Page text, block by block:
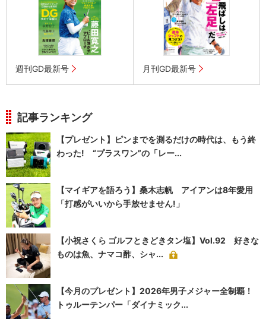
週刊GD最新号 月刊GD最新号
記事ランキング
【プレゼント】ピンまでを測るだけの時代は、もう終
わった! “プラスワン”の「レー...
【マイギアを語ろう】桑木志帆 アイアンは8年愛用
「打感がいいから手放せません!」
【小祝さくら ゴルフときどきタン塩】Vol.92 好きな
ものは魚、ナマコ酢、シャ...
【今月のプレゼント】2026年男子メジャー全制覇！
トゥルーテンパー「ダイナミック...